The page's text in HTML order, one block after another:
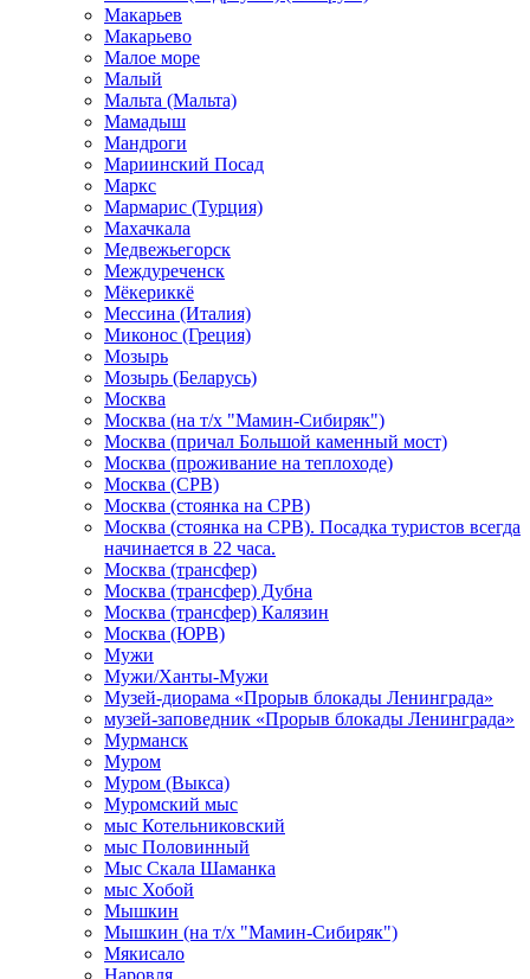
Макарьев
Макарьево
Малое море
Малый
Мальта (Мальта)
Мамадыш
Мандроги
Мариинский Посад
Маркс
Мармарис (Турция)
Махачкала
Медвежьегорск
Междуреченск
Мёкериккё
Мессина (Италия)
Миконос (Греция)
Мозырь
Мозырь (Беларусь)
Москва
Москва (на т/х "Мамин-Сибиряк")
Москва (причал Большой каменный мост)
Москва (проживание на теплоходе)
Москва (СРВ)
Москва (стоянка на СРВ)
Москва (стоянка на СРВ). Посадка туристов всегда
начинается в 22 часа.
Москва (трансфер)
Москва (трансфер) Дубна
Москва (трансфер) Калязин
Москва (ЮРВ)
Мужи
Мужи/Ханты-Мужи
Музей-диорама «Прорыв блокады Ленинграда»
музей-заповедник «Прорыв блокады Ленинграда»
Мурманск
Муром
Муром (Выкса)
Муромский мыс
мыс Котельниковский
мыс Половинный
Мыс Скала Шаманка
мыс Хобой
Мышкин
Мышкин (на т/х "Мамин-Сибиряк")
Мякисало
Наровля